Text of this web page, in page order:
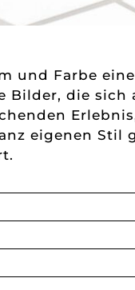
und Farbe
Bilder, die sich
eigenen Stil